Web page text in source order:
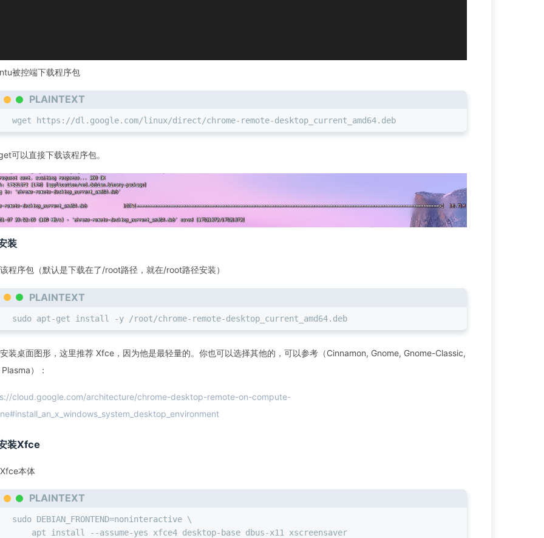
被控端下载程序包
PLAINTEXT
wget https://dl.google.com/linux/direct/chrome-remote-desktop_current_amd64.deb
可以直接下载该程序包。
装
程序包（默认是下载在了/root路径，就在/root路径安装）
PLAINTEXT
sudo apt-get install -y /root/chrome-remote-desktop_current_amd64.deb
装桌面图形，这里推荐 Xfce，因为他是最轻量的。你也可以选择其他的，可以参考（Cinnamon, Gnome, Gnome-Classic,
）：
cloud.google.com/architecture/chrome-desktop-remote-on-compute-
装Xfce
本体
PLAINTEXT
sudo DEBIAN_FRONTEND=noninteractive \
    apt install --assume-yes xfce4 desktop-base dbus-x11 xscreensaver